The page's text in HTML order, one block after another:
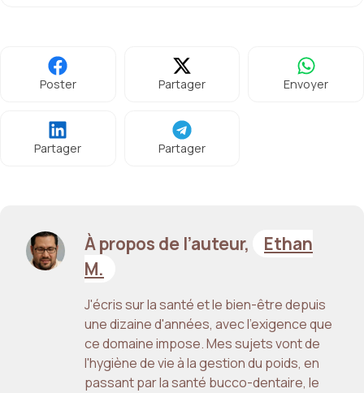
Poster Partager Envoyer
Partager Partager
À propos de l’auteur,
Ethan
M.
J'écris sur la santé et le bien-être depuis
une dizaine d'années, avec l'exigence que
ce domaine impose. Mes sujets vont de
l'hygiène de vie à la gestion du poids, en
passant par la santé bucco-dentaire, le